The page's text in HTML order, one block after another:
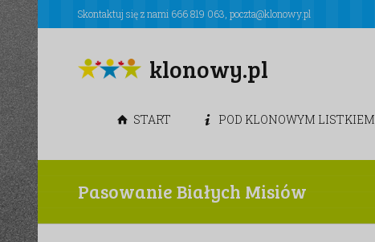
Skontaktuj się z nami 666 819 063 poczta@klonowy.pl
klonowy.pl
START POD KLONOWYM LISTKIEM
Pasowanie Białych Misiów